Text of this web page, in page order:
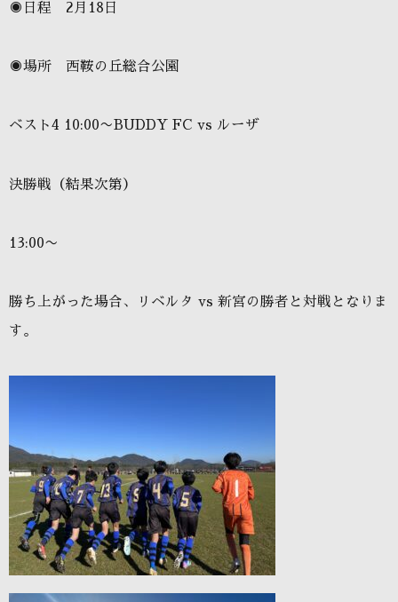
◉日程 2月18日
◉場所 西鞍の丘総合公園
ベスト4 10:00〜BUDDY FC vs ルーザ
決勝戦（結果次第）
13:00〜
勝ち上がった場合、リベルタ vs 新宮の勝者と対戦となりま
す。